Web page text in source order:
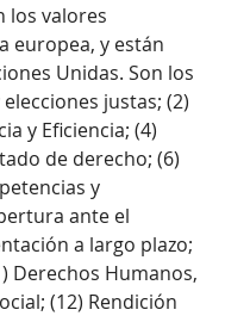
los valores
europea, y están
Unidas. Son los
justas; (2)
y Eficiencia; (4)
de derecho; (6)
y
ante el
a largo plazo;
Derechos Humanos,
(12) Rendición